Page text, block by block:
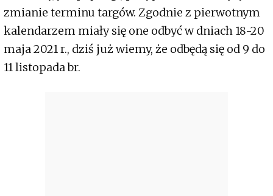
zmianie terminu targów. Zgodnie z pierwotnym
kalendarzem miały się one odbyć w dniach 18-20
maja 2021 r., dziś już wiemy, że odbędą się od 9 do
11 listopada br.